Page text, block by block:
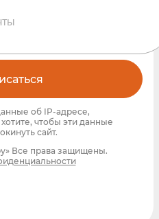
об IP-адресе,
чтобы эти данные
сайт.
Все права защищены.